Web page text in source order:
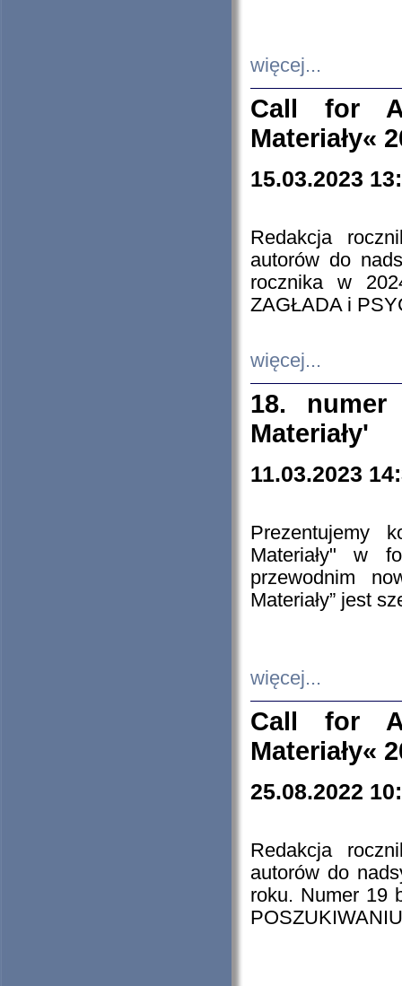
więcej...
Call for
Materiały«
15.03.2023
Redakcja
autorów do
rocznika w
ZAGŁADA i
więcej...
18. numer
Materiały'
11.03.2023
Prezentujemy
Materiały" w
przewodnim
Materiały” jest
więcej...
Call for
Materiały«
25.08.2022
Redakcja
autorów do
roku. Numer 19